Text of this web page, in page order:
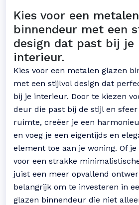
Kies voor een
binnendeur met een
design dat past bij je
interieur.
Kies voor een metalen glazen
met een stijlvol design dat
bij je interieur. Door te kiezen
deur die past bij de stijl en sfeer
ruimte, creëer je een
en voeg je een eigentijds en
element toe aan je woning. Of
voor een strakke
juist een meer opvallend
belangrijk om te investeren in
glazen binnendeur die niet